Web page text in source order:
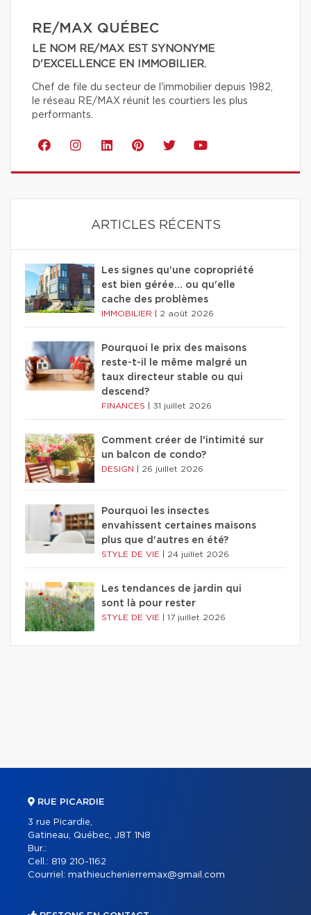
RE/MAX QUÉBEC
LE NOM RE/MAX EST SYNONYME
D'EXCELLENCE EN IMMOBILIER.
Chef de file du secteur de l'immobilier depuis 1982,
le réseau RE/MAX réunit les courtiers les plus
performants.
ARTICLES RÉCENTS
Les signes qu'une copropriété
est bien gérée… ou qu'elle
cache des problèmes
IMMOBILIER 2 août 2026
Pourquoi le prix des maisons
reste-t-il le même malgré un
taux directeur stable ou qui
descend?
FINANCES 31 juillet 2026
Comment créer de l'intimité sur
un balcon de condo?
DESIGN 26 juillet 2026
Pourquoi les insectes
envahissent certaines maisons
plus que d'autres en été?
STYLE DE VIE 24 juillet 2026
Les tendances de jardin qui
sont là pour rester
STYLE DE VIE 17 juillet 2026
RUE PICARDIE
3 rue Picardie,
Gatineau, Québec, J8T 1N8
Bur.:
Cell.: 819 210-1162
Courriel: mathieuchenierremax@gmail.com